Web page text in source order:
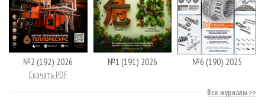
№2 (192) 2026
Скачать PDF
№1 (191) 2026 №6 (190) 2025
Все журналы